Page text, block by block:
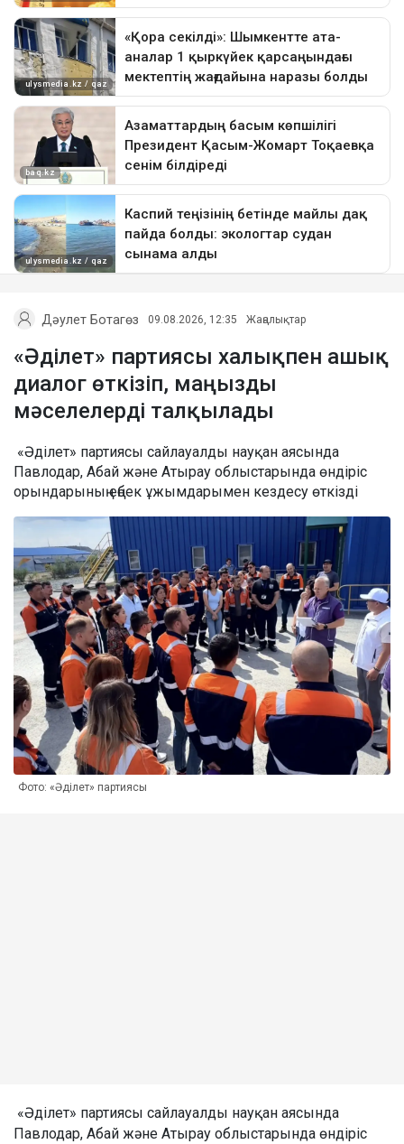
Дәулет Ботагөз 09.08.2026, 12:35 Жаңалықтар
«Әділет» партиясы халықпен ашық
диалог өткізіп, маңызды
мәселелерді талқылады
«Әділет» партиясы сайлауалды науқан аясында
Павлодар, Абай және Атырау облыстарында өндіріс
орындарының еңбек ұжымдарымен кездесу өткізді
Фото: «Әділет» партиясы
«Әділет» партиясы сайлауалды науқан аясында
Павлодар, Абай және Атырау облыстарында өндіріс